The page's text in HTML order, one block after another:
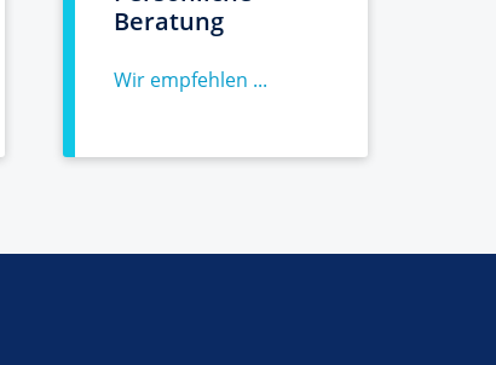
Beratung
Wir empfehlen ...